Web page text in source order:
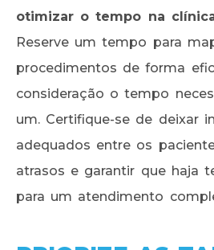
otimizar o tempo na
Reserve um tempo para
procedimentos de forma
consideração o tempo
um. Certifique-se de deixar
adequados entre os
atrasos e garantir que haja
para um atendimento